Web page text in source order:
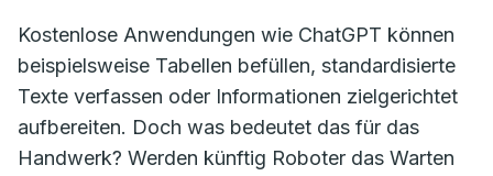
Kostenlose Anwendungen wie ChatGPT können
beispielsweise Tabellen befüllen, standardisierte
Texte verfassen oder Informationen zielgerichtet
aufbereiten. Doch was bedeutet das für das
Handwerk? Werden künftig Roboter das Warten